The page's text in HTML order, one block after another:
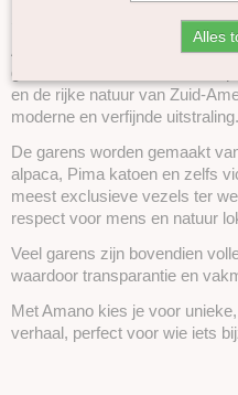
Erika Knight
Cowgirlblues
Knomad
DHG
WoW
Accessoires
Amano brengt de ziel van de
garens. Het merk laat zich
en de rijke natuur van Zuid-
moderne en verfijnde uitstraling.
De garens worden gemaakt
alpaca, Pima katoen en zelfs
meest exclusieve vezels ter
respect voor mens en natuur
Veel garens zijn bovendien
waardoor transparantie en
Met Amano kies je voor
verhaal, perfect voor wie iets
Alles